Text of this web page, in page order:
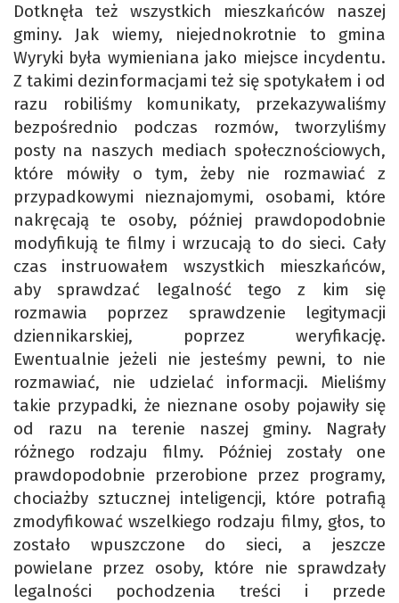
Dotknęła też wszystkich mieszkańców naszej
gminy. Jak wiemy, niejednokrotnie to gmina
Wyryki była wymieniana jako miejsce incydentu.
Z takimi dezinformacjami też się spotykałem i od
razu robiliśmy komunikaty, przekazywaliśmy
bezpośrednio podczas rozmów, tworzyliśmy
posty na naszych mediach społecznościowych,
które mówiły o tym, żeby nie rozmawiać z
przypadkowymi nieznajomymi, osobami, które
nakręcają te osoby, później prawdopodobnie
modyfikują te filmy i wrzucają to do sieci. Cały
czas instruowałem wszystkich mieszkańców,
aby sprawdzać legalność tego z kim się
rozmawia poprzez sprawdzenie legitymacji
dziennikarskiej, poprzez weryfikację.
Ewentualnie jeżeli nie jesteśmy pewni, to nie
rozmawiać, nie udzielać informacji. Mieliśmy
takie przypadki, że nieznane osoby pojawiły się
od razu na terenie naszej gminy. Nagrały
różnego rodzaju filmy. Później zostały one
prawdopodobnie przerobione przez programy,
chociażby sztucznej inteligencji, które potrafią
zmodyfikować wszelkiego rodzaju filmy, głos, to
zostało wpuszczone do sieci, a jeszcze
powielane przez osoby, które nie sprawdzały
legalności pochodzenia treści i przede